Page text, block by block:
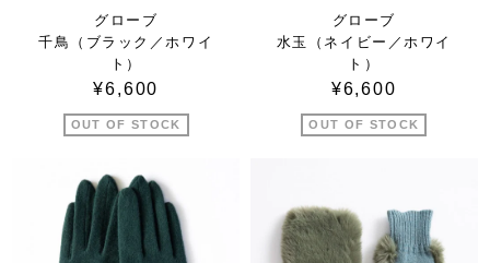
グローブ
千鳥（ブラック／ホワイ
ト）
¥6,600
OUT OF STOCK
グローブ
水玉（ネイビー／ホワイ
ト）
¥6,600
OUT OF STOCK